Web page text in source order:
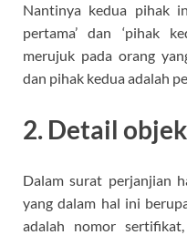
Nantinya kedua pihak
pertama’ dan ‘pihak
merujuk pada orang
dan pihak kedua adalah
2. Detail
Dalam surat perjanjian
yang dalam hal ini
adalah nomor